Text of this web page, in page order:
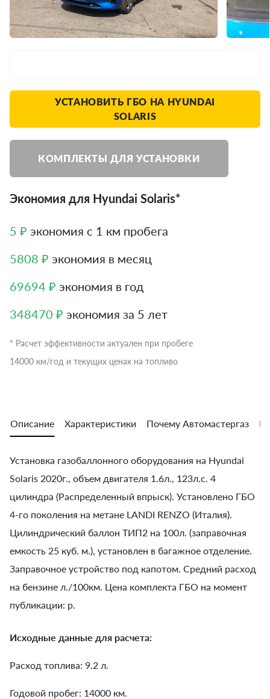
УСТАНОВИТЬ ГБО НА HYUNDAI
SOLARIS
КОМПЛЕКТЫ ДЛЯ УСТАНОВКИ
Экономия для Hyundai Solaris*
5 ₽ экономия с 1 км пробега
5808 ₽ экономия в месяц
69694 ₽ экономия в год
348470 ₽ экономия за 5 лет
* Расчет эффективности актуален при пробеге
14000 км/год и текущих ценах на топливо
Описание Характеристики Почему Автомастергаз
Установка газобаллонного оборудования на Hyundai
Solaris 2020г., объем двигателя 1.6л., 123л.с. 4
цилиндра (Распределенный впрыск). Установлено ГБО
4-го поколения на метане LANDI RENZO (Италия).
Цилиндрический баллон ТИП2 на 100л. (заправочная
емкость 25 куб. м.), установлен в багажное отделение.
Заправочное устройство под капотом. Средний расход
на бензине л./100км. Цена комплекта ГБО на момент
публикации: р.
Исходные данные для расчета:
Расход топлива: 9.2 л.
Годовой пробег: 14000 км.